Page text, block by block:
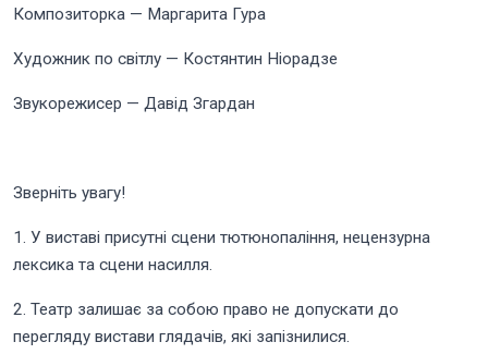
Композиторка — Маргарита Гура
Художник по світлу — Костянтин Ніорадзе
Звукорежисер — Давід Згардан
Зверніть увагу!
1. У виставі присутні сцени тютюнопаління, нецензурна
лексика та сцени насилля.
2. Театр залишає за собою право не допускати до
перегляду вистави глядачів, які запізнилися.